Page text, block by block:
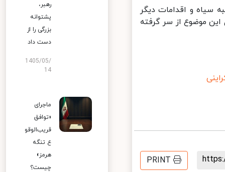
سیاه و اقدامات دیگر
موضوع از سر گرفته
PRINT
رهبر،
پشتوانه
بزرگی را از
دست داد
1405/05/
14
ماجرای
«توافق
قریب‌الوقو
ع تنگه
هرمز»
چیست؟